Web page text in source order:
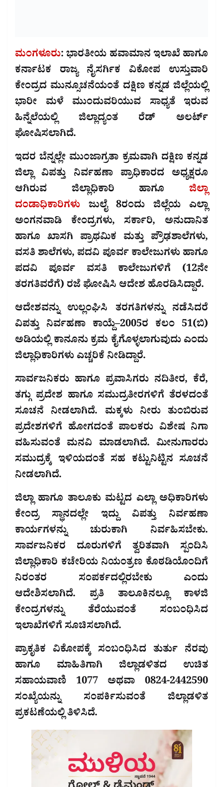
ಮಂಗಳೂರು: ಭಾರತೀಯ ಹವಾಮಾನ ಇಲಾಖೆ ಹಾಗೂ
ಕರ್ನಾಟಕ ರಾಜ್ಯ ನೈಸರ್ಗಿಕ ವಿಕೋಪ ಉಸ್ತುವಾರಿ
ಕೇಂದ್ರದ ಮುನ್ಸೂಚನೆಯಂತೆ ದಕ್ಷಿಣ ಕನ್ನಡ ಜಿಲ್ಲೆಯಲ್ಲಿ
ಭಾರೀ ಮಳೆ ಮುಂದುವರಿಯುವ ಸಾಧ್ಯತೆ ಇರುವ
ಹಿನ್ನೆಲೆಯಲ್ಲಿ ಜಿಲ್ಲಾದ್ಯಂತ ರೆಡ್ ಅಲರ್ಟ್
ಘೋಷಿಸಲಾಗಿದೆ.
ಇದರ ಬೆನ್ನಲ್ಲೇ ಮುಂಜಾಗ್ರತಾ ಕ್ರಮವಾಗಿ ದಕ್ಷಿಣ ಕನ್ನಡ
ಜಿಲ್ಲಾ ವಿಪತ್ತು ನಿರ್ವಹಣಾ ಪ್ರಾಧಿಕಾರದ ಅಧ್ಯಕ್ಷರೂ
ಆಗಿರುವ ಜಿಲ್ಲಾಧಿಕಾರಿ ಹಾಗೂ ಜಿಲ್ಲಾ
ದಂಡಾಧಿಕಾರಿಗಳು ಜುಲೈ 8ರಂದು ಜಿಲ್ಲೆಯ ಎಲ್ಲಾ
ಅಂಗನವಾಡಿ ಕೇಂದ್ರಗಳು, ಸರ್ಕಾರಿ, ಅನುದಾನಿತ
ಹಾಗೂ ಖಾಸಗಿ ಪ್ರಾಥಮಿಕ ಮತ್ತು ಪ್ರೌಢಶಾಲೆಗಳು,
ವಸತಿ ಶಾಲೆಗಳು, ಪದವಿ ಪೂರ್ವ ಕಾಲೇಜುಗಳು ಹಾಗೂ
ಪದವಿ ಪೂರ್ವ ವಸತಿ ಕಾಲೇಜುಗಳಿಗೆ (12ನೇ
ತರಗತಿವರೆಗೆ) ರಜೆ ಘೋಷಿಸಿ ಆದೇಶ ಹೊರಡಿಸಿದ್ದಾರೆ.
ಆದೇಶವನ್ನು ಉಲ್ಲಂಘಿಸಿ ತರಗತಿಗಳನ್ನು ನಡೆಸಿದರೆ
ವಿಪತ್ತು ನಿರ್ವಹಣಾ ಕಾಯ್ದೆ–2005ರ ಕಲಂ 51(ಬಿ)
ಅಡಿಯಲ್ಲಿ ಕಾನೂನು ಕ್ರಮ ಕೈಗೊಳ್ಳಲಾಗುವುದು ಎಂದು
ಜಿಲ್ಲಾಧಿಕಾರಿಗಳು ಎಚ್ಚರಿಕೆ ನೀಡಿದ್ದಾರೆ.
ಸಾರ್ವಜನಿಕರು ಹಾಗೂ ಪ್ರವಾಸಿಗರು ನದಿತೀರ, ಕೆರೆ,
ತಗ್ಗು ಪ್ರದೇಶ ಹಾಗೂ ಸಮುದ್ರತೀರಗಳಿಗೆ ತೆರಳದಂತೆ
ಸೂಚನೆ ನೀಡಲಾಗಿದೆ. ಮಕ್ಕಳು ನೀರು ತುಂಬಿರುವ
ಪ್ರದೇಶಗಳಿಗೆ ಹೋಗದಂತೆ ಪಾಲಕರು ವಿಶೇಷ ನಿಗಾ
ವಹಿಸುವಂತೆ ಮನವಿ ಮಾಡಲಾಗಿದೆ. ಮೀನುಗಾರರು
ಸಮುದ್ರಕ್ಕೆ ಇಳಿಯದಂತೆ ಸಹ ಕಟ್ಟುನಿಟ್ಟಿನ ಸೂಚನೆ
ನೀಡಲಾಗಿದೆ.
ಜಿಲ್ಲಾ ಹಾಗೂ ತಾಲೂಕು ಮಟ್ಟದ ಎಲ್ಲಾ ಅಧಿಕಾರಿಗಳು
ಕೇಂದ್ರ ಸ್ಥಾನದಲ್ಲೇ ಇದ್ದು ವಿಪತ್ತು ನಿರ್ವಹಣಾ
ಕಾರ್ಯಗಳನ್ನು ಚುರುಕಾಗಿ ನಿರ್ವಹಿಸಬೇಕು.
ಸಾರ್ವಜನಿಕರ ದೂರುಗಳಿಗೆ ತ್ವರಿತವಾಗಿ ಸ್ಪಂದಿಸಿ
ಜಿಲ್ಲಾಧಿಕಾರಿ ಕಚೇರಿಯ ನಿಯಂತ್ರಣ ಕೊಠಡಿಯೊಂದಿಗೆ
ನಿರಂತರ ಸಂಪರ್ಕದಲ್ಲಿರಬೇಕು ಎಂದು
ಆದೇಶಿಸಲಾಗಿದೆ. ಪ್ರತಿ ತಾಲೂಕಿನಲ್ಲೂ ಕಾಳಜಿ
ಕೇಂದ್ರಗಳನ್ನು ತೆರೆಯುವಂತೆ ಸಂಬಂಧಿಸಿದ
ಇಲಾಖೆಗಳಿಗೆ ಸೂಚಿಸಲಾಗಿದೆ.
ಪ್ರಾಕೃತಿಕ ವಿಕೋಪಕ್ಕೆ ಸಂಬಂಧಿಸಿದ ತುರ್ತು ನೆರವು
ಹಾಗೂ ಮಾಹಿತಿಗಾಗಿ ಜಿಲ್ಲಾಡಳಿತದ ಉಚಿತ
ಸಹಾಯವಾಣಿ 1077 ಅಥವಾ 0824-2442590
ಸಂಖ್ಯೆಯನ್ನು ಸಂಪರ್ಕಿಸುವಂತೆ ಜಿಲ್ಲಾಡಳಿತ
ಪ್ರಕಟಣೆಯಲ್ಲಿ ತಿಳಿಸಿದೆ.